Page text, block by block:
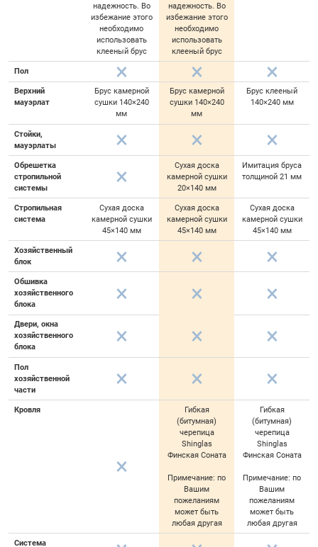
надежность. Во
избежание этого
необходимо
использовать
клееный брус
надежность. Во
избежание этого
необходимо
использовать
клееный брус
Пол
Верхний
мауэрлат
Брус камерной
сушки 140×240
мм
Брус камерной
сушки 140×240
мм
Брус клееный
140×240 мм
Стойки,
мауэрлаты
Обрешетка
стропильной
системы
Сухая доска
камерной сушки
20×140 мм
Имитация бруса
толщиной 21 мм
Стропильная
система
Сухая доска
камерной сушки
45×140 мм
Сухая доска
камерной сушки
45×140 мм
Сухая доска
камерной сушки
45×140 мм
Хозяйственный
блок
Обшивка
хозяйственного
блока
Двери, окна
хозяйственного
блока
Пол
хозяйственной
части
Кровля
Гибкая
(битумная)
черепица
Shinglas
Финская Соната
Примечание: по
Вашим
пожеланиям
может быть
любая другая
Гибкая
(битумная)
черепица
Shinglas
Финская Соната
Примечание: по
Вашим
пожеланиям
может быть
любая другая
Система